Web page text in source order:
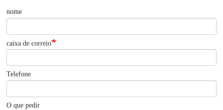
nome
caixa de correio
Telefone
O que pedir